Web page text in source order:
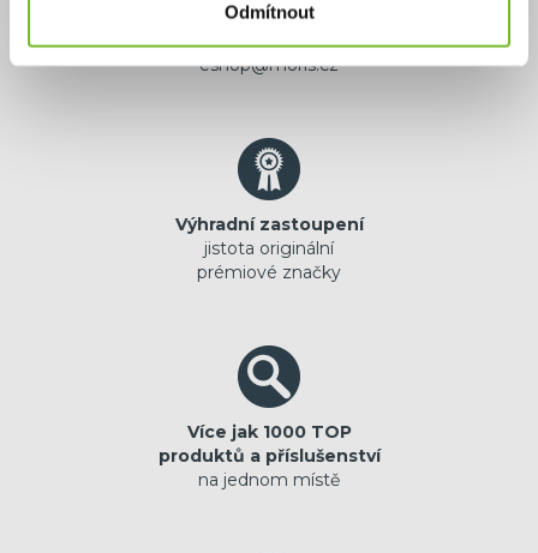
Odmítnout
Potřebujete poradit?
+420 732 587 099
eshop@moris.cz
Výhradní zastoupení
jistota originální
prémiové značky
Více jak 1000 TOP
produktů a příslušenství
na jednom místě